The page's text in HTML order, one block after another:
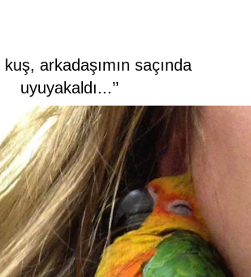
arkadaşımın saçında
uyuyakaldı...’’